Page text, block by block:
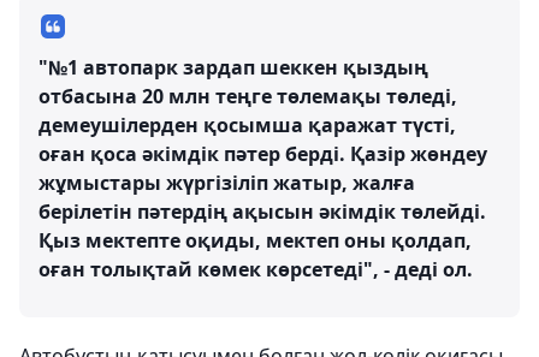
"№1 автопарк зардап шеккен қыздың
отбасына 20 млн теңге төлемақы төледі,
демеушілерден қосымша қаражат түсті,
оған қоса әкімдік пәтер берді. Қазір жөндеу
жұмыстары жүргізіліп жатыр, жалға
берілетін пәтердің ақысын әкімдік төлейді.
Қыз мектепте оқиды, мектеп оны қолдап,
оған толықтай көмек көрсетеді", - деді ол.